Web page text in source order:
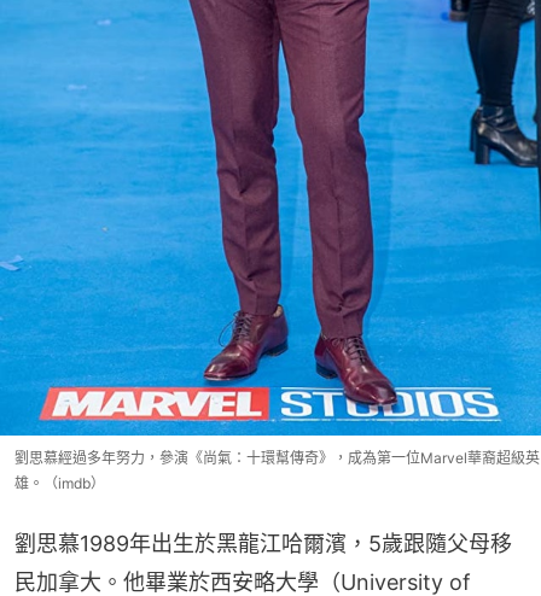
劉思慕經過多年努力，參演《尚氣：十環幫傳奇》，成為第一位Marvel華裔超級英
雄。（imdb）
劉思慕1989年出生於黑龍江哈爾濱，5歲跟隨父母移
民加拿大。他畢業於西安略大學（University of